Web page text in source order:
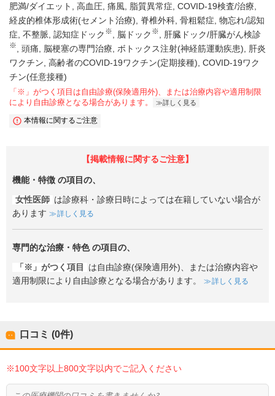
肥満/ダイエット 高血圧 痛風 脂質異常症 COVID-19検査/治療
経皮的椎体形成術(セメント治療)
脊椎外科 骨粗鬆症 物忘れ/認知
症 不整脈 認知症ドック ※ 脳ドック ※ 肝臓ドック/肝臓がん検診
※ 頭痛 脳梗塞の専門治療 ボトックス注射(神経筋運動疾患)
肝炎
ワクチン 高齢者のCOVID-19ワクチン(定期接種) COVID-19ワク
チン(任意接種)
「※」がつく項目は自由診療(保険適用外)、または治療内容や適用制限
により自由診療となる場合があります。
詳しく見る
本情報に関するご注意
【掲載情報に関するご注意】
機能・特徴 の項目の、
女性医師 は診療科・診療日時によっては在籍していない場合が
あります
詳しく見る
専門的な治療・特色の項目の、
「※」がつく項目
は自由診療(保険適用外)、または治療内容や
適用制限により自由診療となる場合があります。
詳しく見る
口コミ (0件)
※100文字以上800文字以内でご記入ください